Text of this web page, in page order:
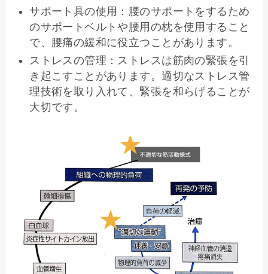
サポート具の使用：腰のサポートをするため
のサポートベルトや腰用の枕を使用すること
で、腰痛の緩和に役立つことがあります。
ストレスの管理：ストレスは筋肉の緊張を引
き起こすことがあります。適切なストレス管
理技術を取り入れて、緊張を和らげることが
大切です。